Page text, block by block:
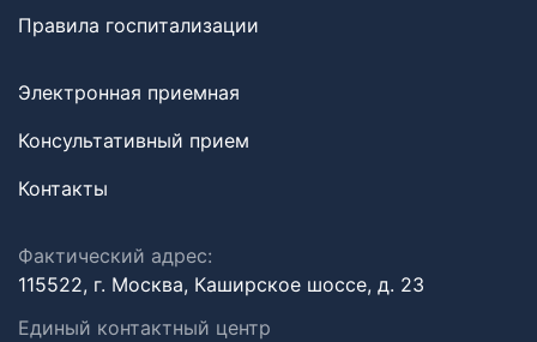
Правила госпитализации
Электронная приемная
Консультативный прием
Контакты
Фактический адрес:
115522, г. Москва, Каширское шоссе, д. 23
Единый контактный центр